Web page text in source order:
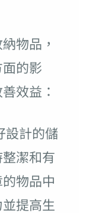
物品，
的影
效益：
設計的儲
潔和有
物品中
提高生